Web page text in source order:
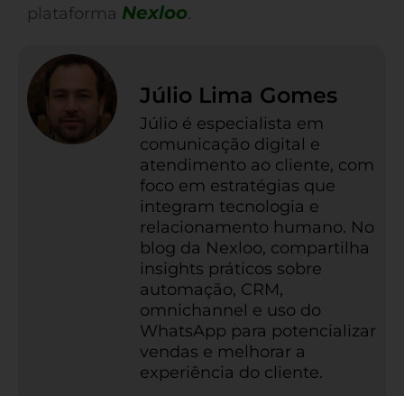
plataforma Nexloo.
Júlio Lima Gomes
Júlio é especialista em
comunicação digital e
atendimento ao cliente, com
foco em estratégias que
integram tecnologia e
relacionamento humano. No
blog da Nexloo, compartilha
insights práticos sobre
automação, CRM,
omnichannel e uso do
WhatsApp para potencializar
vendas e melhorar a
experiência do cliente.